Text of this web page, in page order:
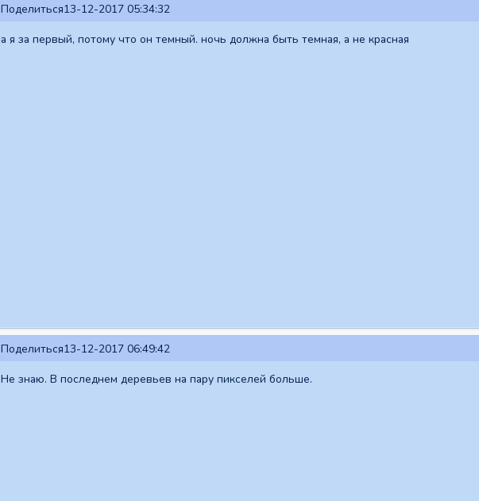
Поделиться13-12-2017 05:34:32
а я за первый, потому что он темный. ночь должна быть темная, а не красная
Поделиться13-12-2017 06:49:42
Не знаю. В последнем деревьев на пару пикселей больше.